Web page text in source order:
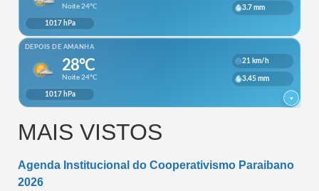
MAIS VISTOS
Agenda Institucional do Cooperativismo Paraibano
2026